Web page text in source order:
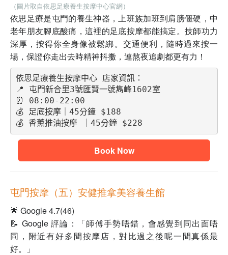
（圖片取自依思足療養生按摩中心官網）
依思足療是屯門的養生神器，上班族加班到肩膀僵硬，中
老年朋友腳底酸痛，這裡的足底按摩都能搞定。技師功力
深厚，按得你全身像被鬆綁。交通便利，隨時過來按一
場，保證你走出去時精神抖擻，連熬夜追劇都更有力！
依思足療養生按摩中心 店家資訊：
📍 屯門新合里3號匯賢一號雋峰1602室
⏰ 08:00-22:00
💰 足底按摩｜45分鐘 $188
💰 香薰推油按摩 ｜45分鐘 $228
Book Now
屯門按摩（五）安健推拿美容養生館
🌟 Google 4.7(46)
📝 Google 評論：「師傅手勢唔錯，會感覺到同出面唔
同，附近有好多間按摩店，對比過之後呢一間真係最
好。」